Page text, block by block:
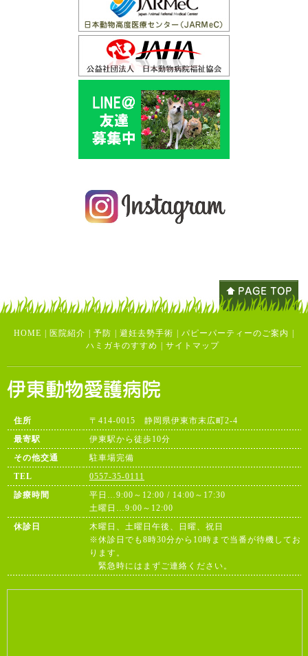
HOME | 医院紹介 | 予防 | 避妊去勢手術 | パピーパーティーのご案内 |
ハミガキのすすめ | サイトマップ
住所
〒414-0015 静岡県伊東市末広町2-4
最寄駅
伊東駅から徒歩10分
その他交通
駐車場完備
TEL
0557-35-0111
診療時間
平日…9:00～12:00 / 14:00～17:30
土曜日…9:00～12:00
休診日
木曜日、土曜日午後、日曜、祝日
※休診日でも8時30分から10時まで当番が待機してお
ります。
緊急時にはまずご連絡ください。